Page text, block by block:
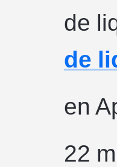
de
de
en
22